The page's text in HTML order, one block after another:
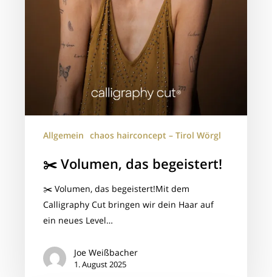
Allgemein chaos hairconcept – Tirol Wörgl
✂️ Volumen, das begeistert!
✂️ Volumen, das begeistert!Mit dem
Calligraphy Cut bringen wir dein Haar auf
ein neues Level…
Joe Weißbacher
1. August 2025